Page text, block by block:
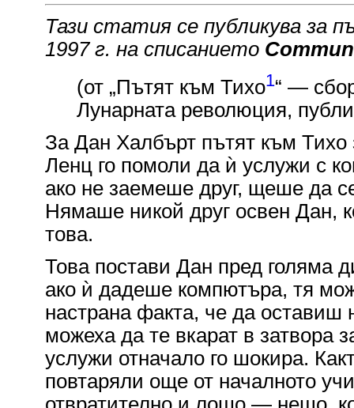
Тази статия се публикува за
1997 г. на списанието
(от „Пътят към Тихо1“ —
Лунарната революция,
За Дан Халбърт пътят към Тихо
Ленц го помоли да ѝ услужи с
ако не заемеше друг, щеше да
Нямаше никой друг освен Дан,
това.
Това постави Дан пред голяма
ако ѝ дадеше компютъра, тя
настрана факта, че да оставиш
можеха да те вкарат в затвора
услужи отначало го шокира.
повтаряли още от началното